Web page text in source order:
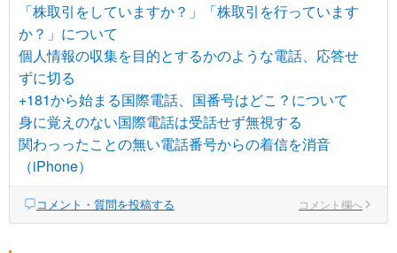
「株取引をしていますか？」「株取引を行っています
か？」について
個人情報の収集を目的とするかのような電話、応答せ
ずに切る
+181から始まる国際電話、国番号はどこ？について
身に覚えのない国際電話は受話せず無視する
関わっったことの無い電話番号からの着信を消音
（iPhone）
コメント・質問を投稿する コメント欄へ